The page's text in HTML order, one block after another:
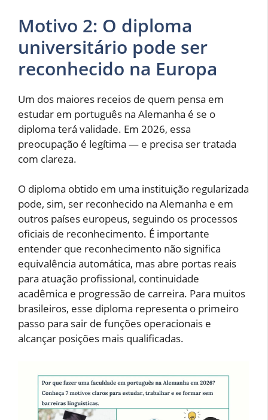
Motivo 2: O diploma
universitário pode ser
reconhecido na Europa
Um dos maiores receios de quem pensa em
estudar em português na Alemanha é se o
diploma terá validade. Em 2026, essa
preocupação é legítima — e precisa ser tratada
com clareza.
O diploma obtido em uma instituição regularizada
pode, sim, ser reconhecido na Alemanha e em
outros países europeus, seguindo os processos
oficiais de reconhecimento. É importante
entender que reconhecimento não significa
equivalência automática, mas abre portas reais
para atuação profissional, continuidade
acadêmica e progressão de carreira. Para muitos
brasileiros, esse diploma representa o primeiro
passo para sair de funções operacionais e
alcançar posições mais qualificadas.